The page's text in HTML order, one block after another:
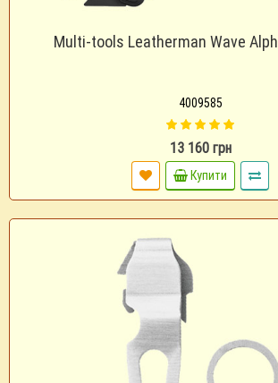
Multi-tools Leatherman Wave
4009585
13 160 грн
Купити